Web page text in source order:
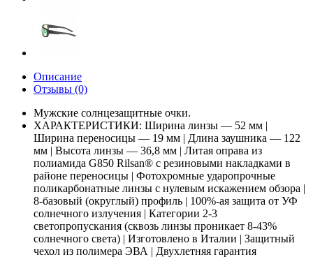
Описание
Отзывы (0)
Мужские солнцезащитные очки.
ХАРАКТЕРИСТИКИ: Ширина линзы — 52 мм |
Ширина переносицы — 19 мм | Длина заушника — 122
мм | Высота линзы — 36,8 мм | Литая оправа из
полиамида G850 Rilsan® с резиновыми накладками в
районе переносицы | Фотохромные ударопрочные
поликарбонатные линзы с нулевым искажением обзора |
8-базовый (округлый) профиль | 100%-ая защита от УФ
солнечного излучения | Категории 2-3
светопропускания (сквозь линзы проникает 8-43%
солнечного света) | Изготовлено в Италии | Защитный
чехол из полимера ЭВА | Двухлетняя гарантия